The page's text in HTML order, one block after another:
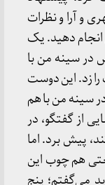
و آرا و نظرات
دهید. یک
سینه من با
زد. این دوست
سینه من با هم
از گفتگو، در
پیش برد. اما
هم چوب این
می‌گفتم؛ پنج